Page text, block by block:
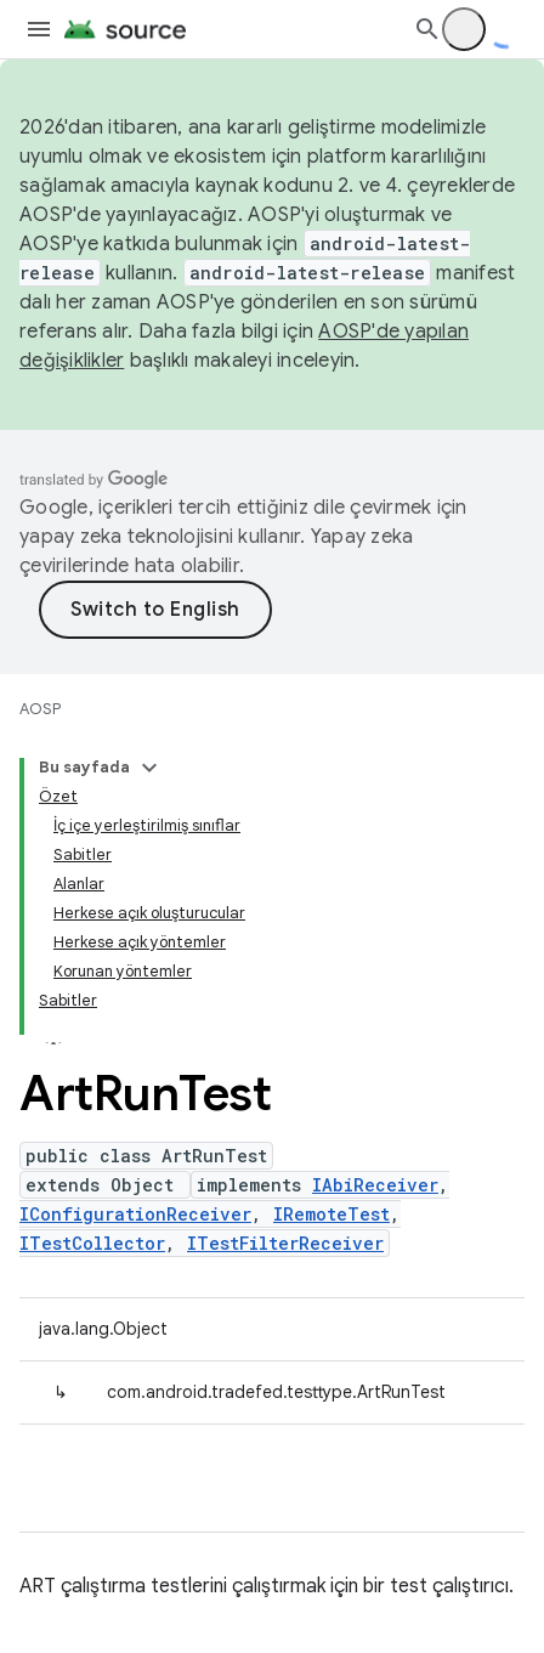
2026'dan itibaren, ana kararlı geliştirme modelimizle
uyumlu olmak ve ekosistem için platform kararlılığını
sağlamak amacıyla kaynak kodunu 2. ve 4. çeyreklerde
AOSP'de yayınlayacağız. AOSP'yi oluşturmak ve
AOSP'ye katkıda bulunmak için
android-latest-
release kullanın. android-latest-release manifest
dalı her zaman AOSP'ye gönderilen en son sürümü
referans alır. Daha fazla bilgi içinAOSP'de yapılan
değişiklikler başlıklı makaleyi inceleyin.
Google, içerikleri tercih ettiğiniz dile çevirmek için
yapay zeka teknolojisini kullanır. Yapay zeka
çevirilerinde hata olabilir.
AOSP
Bu sayfada
Özet
İç içe yerleştirilmiş sınıflar
Sabitler
Alanlar
Herkese açık oluşturucular
Herkese açık yöntemler
Korunan yöntemler
Sabitler
ArtRunTest
public class ArtRunTest
extends Object
implements IAbiReceiver,
IConfigurationReceiver, IRemoteTest,
ITestCollector, ITestFilterReceiver
java.lang.Object
↳ com.android.tradefed.testtype.ArtRunTest
ART çalıştırma testlerini çalıştırmak için bir test çalıştırıcı.